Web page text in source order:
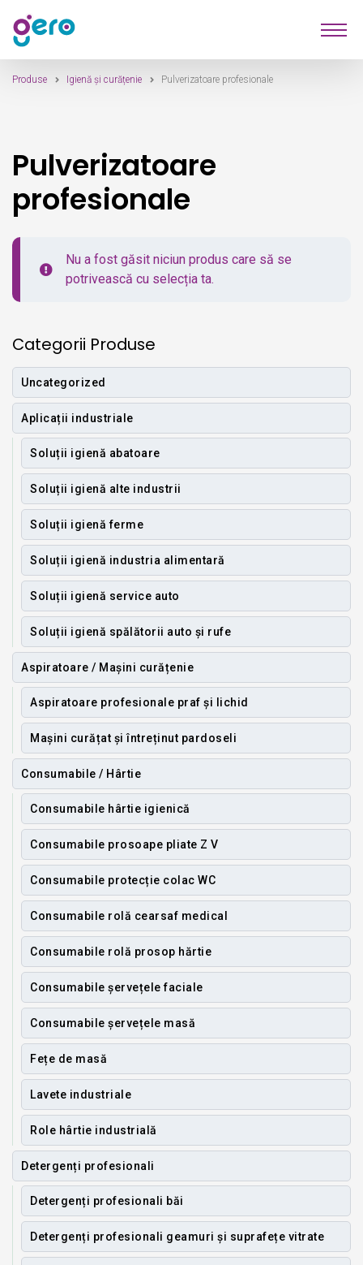
Sari
la
navigare
Sari
la
conținut
Produse
Furnizori
Contact
Produse Igienă și curățenie Pulverizatoare profesionale
Pulverizatoare
profesionale
Nu a fost găsit niciun produs care să se
potrivească cu selecția ta.
Categorii Produse
Uncategorized
Aplicații industriale
Soluții igienă abatoare
Soluții igienă alte industrii
Soluții igienă ferme
Soluții igienă industria alimentară
Soluții igienă service auto
Soluții igienă spălătorii auto și rufe
Aspiratoare / Mașini curățenie
Aspiratoare profesionale praf și lichid
Mașini curățat și întreținut pardoseli
Consumabile / Hârtie
Consumabile hârtie igienică
Consumabile prosoape pliate Z V
Consumabile protecție colac WC
Consumabile rolă cearsaf medical
Consumabile rolă prosop hărtie
Consumabile șervețele faciale
Consumabile șervețele masă
Fețe de masă
Lavete industriale
Role hârtie industrială
Detergenți profesionali
Detergenți profesionali băi
Detergenți profesionali geamuri și suprafețe vitrate